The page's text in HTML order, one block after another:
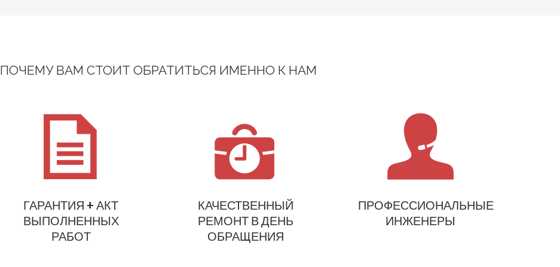
ПОЧЕМУ ВАМ СТОИТ ОБРАТИТЬСЯ ИМЕННО К НАМ
ГАРАНТИЯ + АКТ
ВЫПОЛНЕННЫХ
РАБОТ
КАЧЕСТВЕННЫЙ
РЕМОНТ В ДЕНЬ
ОБРАЩЕНИЯ
ПРОФЕССИОНАЛЬНЫЕ
ИНЖЕНЕРЫ